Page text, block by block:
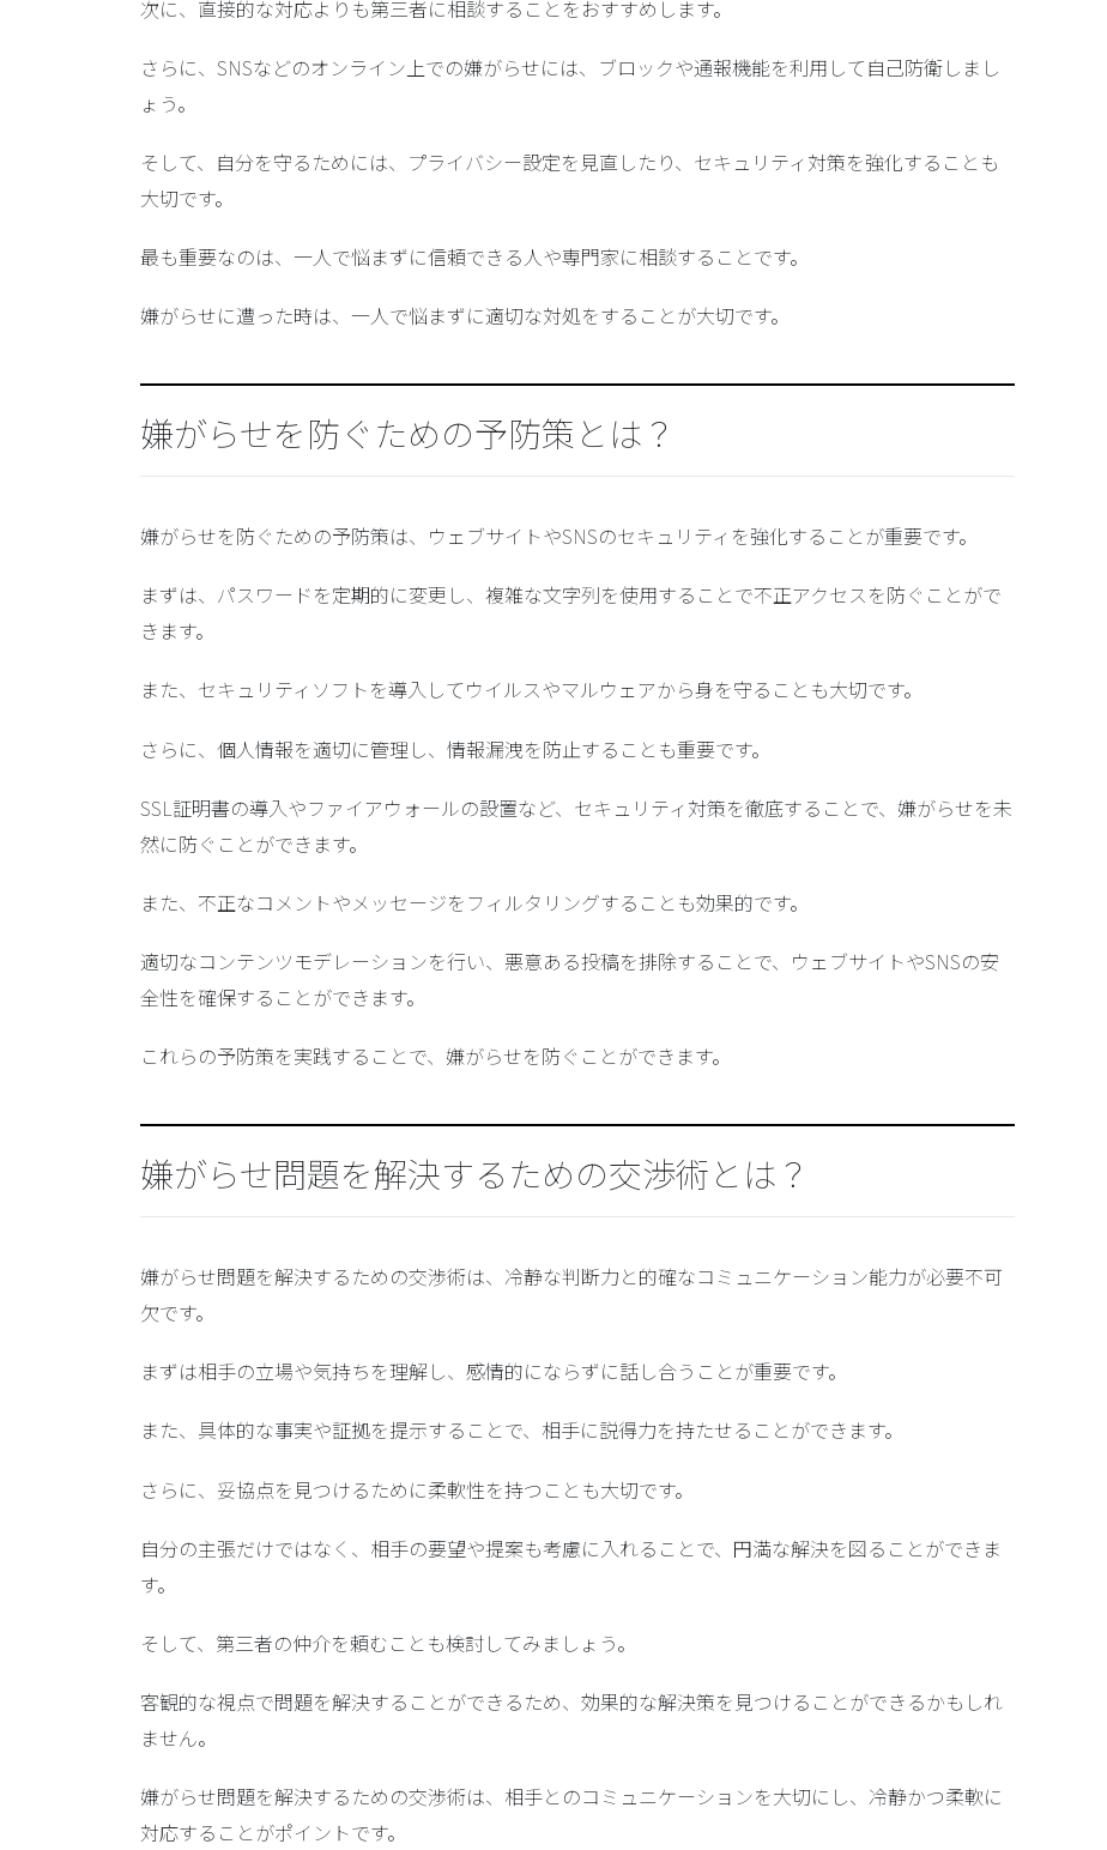
次に、直接的な対応よりも第三者に相談することをおすすめします。
さらに、SNSなどのオンライン上での嫌がらせには、ブロックや通報機能を利用して自己防衛しまし
ょう。
そして、自分を守るためには、プライバシー設定を見直したり、セキュリティ対策を強化することも
大切です。
最も重要なのは、一人で悩まずに信頼できる人や専門家に相談することです。
嫌がらせに遭った時は、一人で悩まずに適切な対処をすることが大切です。
嫌がらせを防ぐための予防策とは？
嫌がらせを防ぐための予防策は、ウェブサイトやSNSのセキュリティを強化することが重要です。
まずは、 パスワードを定期的に変更 し、 複雑な文字列を使用することで不正アクセスを防ぐことがで
きます。
また、 セキュリティソフトを導入 してウイルスやマルウェアから身を守ることも大切です。
さらに、 個人情報を適切に管理 し、 情報漏洩を防止することも重要です。
SSL証明書の導入やファイアウォールの設置など、セキュリティ対策を徹底することで、嫌がらせを未
然に防ぐことができます。
また、 不正なコメントやメッセージをフィルタリングすることも効果的です。
適切なコンテンツモデレーションを行い、悪意ある投稿を排除することで、ウェブサイトやSNSの安
全性を確保することができます。
これらの予防策を実践することで、嫌がらせを防ぐことができます。
嫌がらせ問題を解決するための交渉術とは？
嫌がらせ問題を解決するための交渉術は、冷静な判断力と的確なコミュニケーション能力が必要不可
欠です。
まずは相手の立場や気持ちを理解し、感情的にならずに話し合うことが重要です。
また、 具体的な事実や証拠を提示することで、相手に説得力を持たせることができます。
さらに、 妥協点を見つけるために柔軟性を持つ ことも大切です。
自分の主張だけではなく、相手の要望や提案も考慮に入れることで、円満な解決を図ることができま
す。
そして、 第三者の仲介を頼むことも検討してみましょう。
客観的な視点で問題を解決することができるため、効果的な解決策を見つけることができるかもしれ
ません。
嫌がらせ問題を解決するための交渉術は、相手とのコミュニケーションを大切にし、冷静かつ柔軟に
対応することがポイントです。